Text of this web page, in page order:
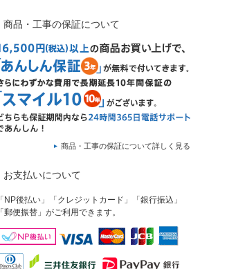
商品・工事の保証について
商品・工事の保証について詳しく見る
お支払いについて
「NP後払い」「クレジットカード」「銀行振込」
「郵便振替」がご利用できます。